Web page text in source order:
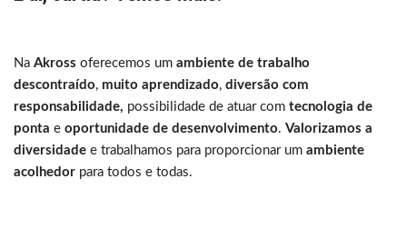
Na Akross oferecemos um ambiente de trabalho
descontraído, muito aprendizado, diversão com
responsabilidade, possibilidade de atuar com tecnologia de
ponta e oportunidade de desenvolvimento. Valorizamos a
diversidade e trabalhamos para proporcionar um ambiente
acolhedor para todos e todas.